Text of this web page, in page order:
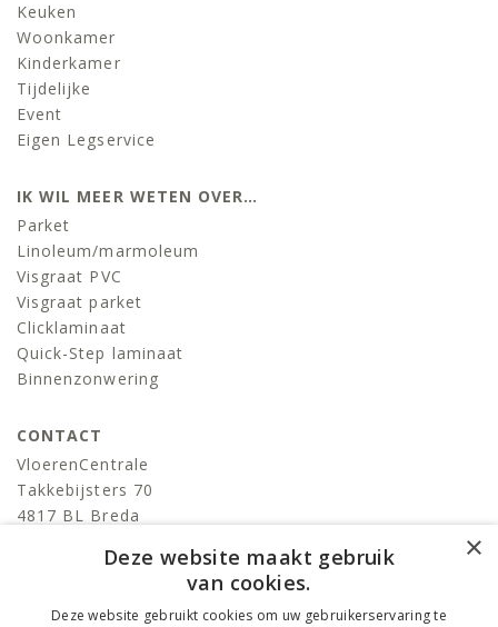
Keuken
Woonkamer
Kinderkamer
Tijdelijke
Event
Eigen Legservice
IK WIL MEER WETEN OVER…
Parket
Linoleum/marmoleum
Visgraat PVC
Visgraat parket
Clicklaminaat
Quick-Step laminaat
Binnenzonwering
CONTACT
VloerenCentrale
Takkebijsters 70
4817 BL Breda
info@devloerencentrale.nl
×
Deze website maakt gebruik
van cookies.
Deze website gebruikt cookies om uw gebruikerservaring te